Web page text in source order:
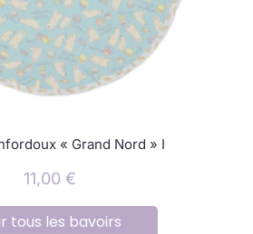
« Grand Nord » I
11,00 €
tous les bavoirs